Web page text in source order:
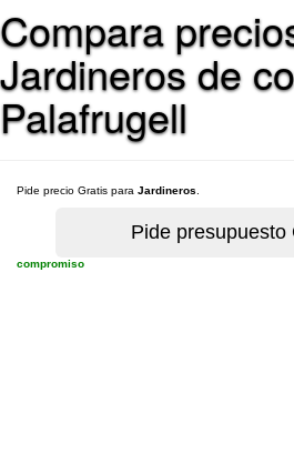
Compara
Jardineros de
Palafrugell
Pide precio Gratis para Jardineros
compromiso